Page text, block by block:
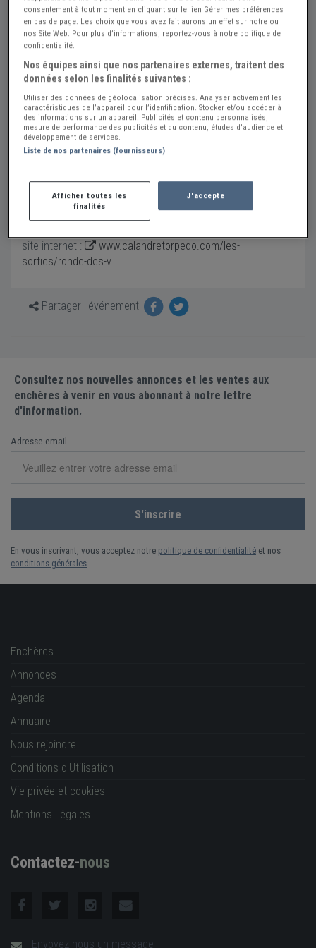
Kerprigent
29600 SAINTE-SEVE
Voir sur la carte
Calandre et Torpédo
Envoyer un message
07 77 20 56 64
www.calandretorpedo.com
Sortie ouverte à tous types de véhicules (autos / motos /
utilitaires) sortis d'usine avant 1945
Inscription obligatoire avant le 5 juin
site internet :
www.calandretorpedo.com/les-
sorties/ronde-des-v...
Partager l'événement
Consultez nos nouvelles annonces et les ventes aux
enchères à venir en vous abonnant à notre lettre
d'information.
Adresse email
En vous inscrivant, vous acceptez notre politique de confidentialité et nos
conditions générales.
Enchères
Annonces
Agenda
Annuaire
Nous rejoindre
Conditions d'Utilisation
Vie privée et cookies
Mentions Légales
Contactez-nous
Envoyez nous un message
consentement à tout moment en cliquant sur le lien Gérer mes préférences
en bas de page. Les choix que vous avez fait aurons un effet sur notre ou
nos Site Web. Pour plus d’informations, reportez-vous à notre politique de
confidentialité.
Nos équipes ainsi que nos partenaires externes, traitent des
données selon les finalités suivantes :
Utiliser des données de géolocalisation précises. Analyser activement les
caractéristiques de l’appareil pour l’identification. Stocker et/ou accéder à
des informations sur un appareil. Publicités et contenu personnalisés,
mesure de performance des publicités et du contenu, études d’audience et
développement de services.
Liste de nos partenaires (fournisseurs)
Afficher toutes les
finalités
J'accepte